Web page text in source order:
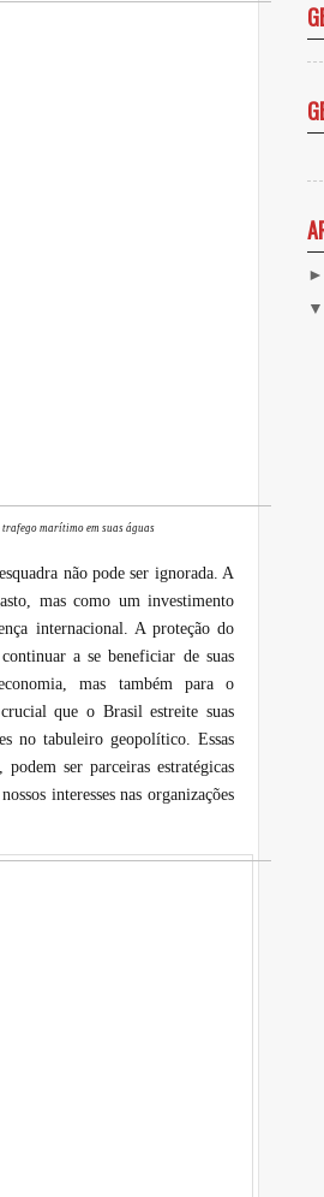
marítimo em suas águas
não pode ser ignorada. A
mas como um investimento
internacional. A proteção do
a se beneficiar de suas
mas também para o
que o Brasil estreite suas
no tabuleiro geopolítico. Essas
podem ser parceiras estratégicas
interesses nas organizações
►
▼